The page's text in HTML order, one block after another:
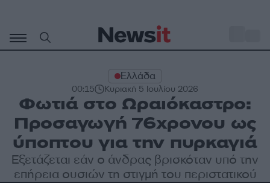
περιεχόμενο
Ελλάδα
00:15 Κυριακή 5 Ιουλίου 2026
Φωτιά στο Ωραιόκαστρο:
Προσαγωγή 76χρονου ως
ύποπτου για την πυρκαγιά
Εξετάζεται εάν ο άνδρας βρισκόταν υπό την
επήρεια ουσιών τη στιγμή του περιστατικού